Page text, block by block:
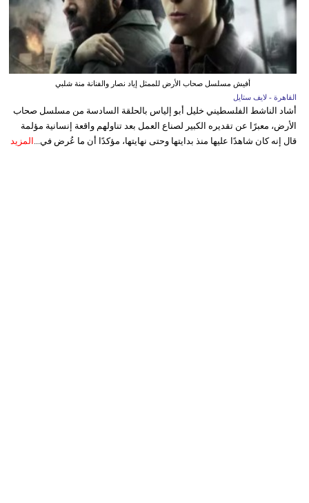
أفيش مسلسل صحاب الأرض للممثل إياد نصار والفنانة منة شلبي
القاهرة - لايف ستايل
أشاد الناشط الفلسطيني خليل أبو إلياس بالحلقة السادسة من مسلسل صحاب
الأرض، معبرًا عن تقديره الكبير لصناع العمل بعد تناولهم واقعة إنسانية مؤلمة
قال إنه كان شاهدًا عليها منذ بدايتها وحتى نهايتها، مؤكدًا أن ما عُرض في... المزيد